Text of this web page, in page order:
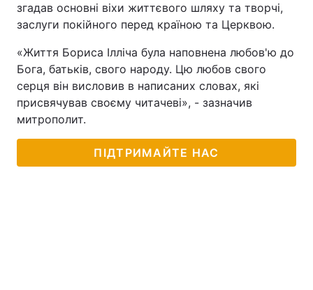
згадав основні віхи життєвого шляху та творчі,
заслуги покійного перед країною та Церквою.
«Життя Бориса Ілліча була наповнена любов'ю до
Бога, батьків, свого народу. Цю любов свого
серця він висловив в написаних словах, які
присвячував своєму читачеві», - зазначив
митрополит.
ПІДТРИМАЙТЕ НАС